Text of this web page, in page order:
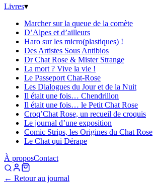
Livres▾
Marcher sur la queue de la comète
D’Alpes et d’ailleurs
Haro sur les micro(plastiques) !
Des Artistes Sous Antibios
Dr Chat Rose & Mister Strange
La mort ? Vive la vie !
Le Passeport Chat-Rose
Les Dialogues du Jour et de la Nuit
Il était une fois… Chendrillon
Il était une fois… le Petit Chat Rose
Croq’Chat Rose, un recueil de croquis
Le journal d’une exposition
Comic Strips, les Origines du Chat Rose
Le Chat qui Dérape
À proposContact
← Retour au journal